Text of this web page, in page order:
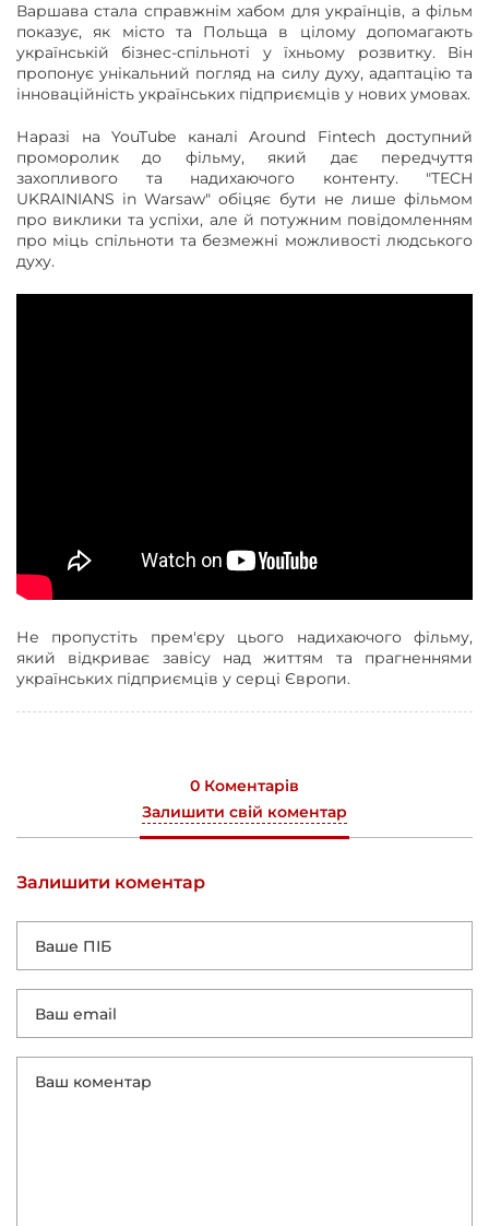
Варшава стала справжнім хабом для українців, а фільм
показує, як місто та Польща в цілому допомагають
українській бізнес-спільноті у їхньому розвитку. Він
пропонує унікальний погляд на силу духу, адаптацію та
інноваційність українських підприємців у нових умовах.
Наразі на YouTube каналі Around Fintech доступний
проморолик до фільму, який дає передчуття
захопливого та надихаючого контенту. "TECH
UKRAINIANS in Warsaw" обіцяє бути не лише фільмом
про виклики та успіхи, але й потужним повідомленням
про міць спільноти та безмежні можливості людського
духу.
Не пропустіть прем'єру цього надихаючого фільму,
який відкриває завісу над життям та прагненнями
українських підприємців у серці Європи.
0 Коментарів
Залишити свій коментар
Залишити коментар